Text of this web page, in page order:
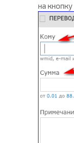
на кнопку